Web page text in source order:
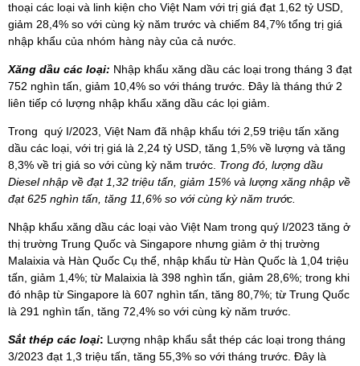
thoại các loại và linh kiện cho Việt Nam với trị giá đạt 1,62 tỷ USD,
giảm 28,4% so với cùng kỳ năm trước và chiếm 84,7% tổng trị giá
nhập khẩu của nhóm hàng này của cả nước.
Xăng dầu các loại: Nhập khẩu xăng dầu các loại trong tháng 3 đạt
752 nghìn tấn, giảm 10,4% so với tháng trước. Đây là tháng thứ 2
liên tiếp có lượng nhập khẩu xăng dầu các lọi giảm.
Trong quý I/2023, Việt Nam đã nhập khẩu tới 2,59 triệu tấn xăng
dầu các loại, với trị giá là 2,24 tỷ USD, tăng 1,5% về lượng và tăng
8,3% về trị giá so với cùng kỳ năm trước. Trong đó, lượng dầu
Diesel nhập về đạt 1,32 triệu tấn, giảm 15% và lượng xăng nhập về
đạt 625 nghìn tấn, tăng 11,6% so với cùng kỳ năm trước.
Nhập khẩu xăng dầu các loại vào Việt Nam trong quý I/2023 tăng ở
thị trường Trung Quốc và Singapore nhưng giảm ở thị trường
Malaixia và Hàn Quốc Cụ thể, nhập khẩu từ Hàn Quốc là 1,04 triệu
tấn, giảm 1,4%; từ Malaixia là 398 nghìn tấn, giảm 28,6%; trong khi
đó nhập từ Singapore là 607 nghìn tấn, tăng 80,7%; từ Trung Quốc
là 291 nghìn tấn, tăng 72,4% so với cùng kỳ năm trước.
Sắt thép các loại: Lượng nhập khẩu sắt thép các loại trong tháng
3/2023 đạt 1,3 triệu tấn, tăng 55,3% so với tháng trước. Đây là